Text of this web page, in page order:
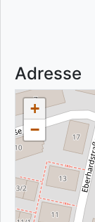
Adresse
+
−